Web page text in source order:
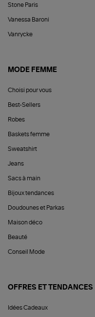
Stone Paris
Vanessa Baroni
Vanrycke
MODE FEMME
Choisi pour vous
Best-Sellers
Robes
Baskets femme
Sweatshirt
Jeans
Sacs à main
Bijoux tendances
Doudounes et Parkas
Maison déco
Beauté
Conseil Mode
OFFRES ET TENDANCES
Idées Cadeaux